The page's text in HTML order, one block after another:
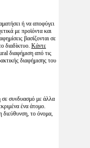
ή να αποφύγει
με προϊόντα και
βασίζονται σε
διαδίκτυο. Κάντε
διαφήμιση από τις
διαφήμισης του
σε συνδυασμό με άλλα
ένα άτομο.
διεύθυνση, το όνομα,